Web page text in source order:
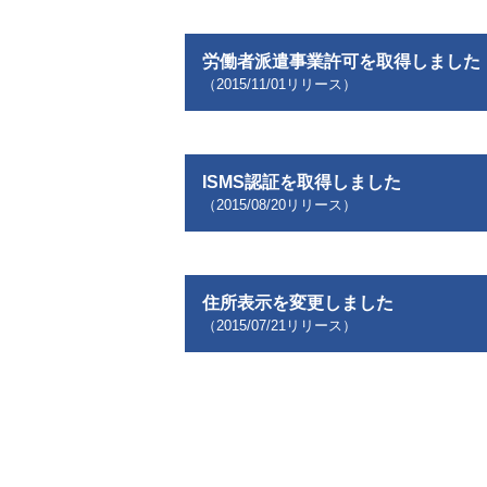
労働者派遣事業許可を取得しました
（2015/11/01リリース）
ISMS認証を取得しました
（2015/08/20リリース）
住所表示を変更しました
（2015/07/21リリース）